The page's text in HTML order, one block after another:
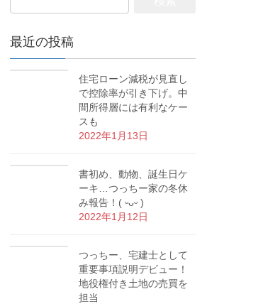
最近の投稿
住宅ローン減税が見直し
で控除率が引き下げ。中
間所得層には有利なケー
スも
2022年1月13日
書初め、動物、誕生日ケ
ーキ…つっちー家の冬休
み報告！( ᵕᴗᵕ )
2022年1月12日
つっちー、宅建士として
重要事項説明デビュー！
地役権付き土地の売買を
担当